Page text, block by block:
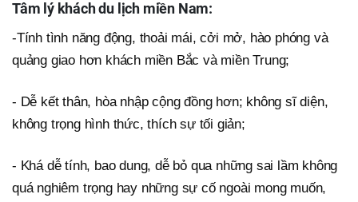
Tâm lý khách du lịch miền Nam:
-Tính tình năng động, thoải mái, cởi mở, hào phóng và
quảng giao hơn khách miền Bắc và miền Trung;
- Dễ kết thân, hòa nhập cộng đồng hơn; không sĩ diện,
không trọng hình thức, thích sự tối giản;
- Khá dễ tính, bao dung, dễ bỏ qua những sai lầm không
quá nghiêm trọng hay những sự cố ngoài mong muốn,